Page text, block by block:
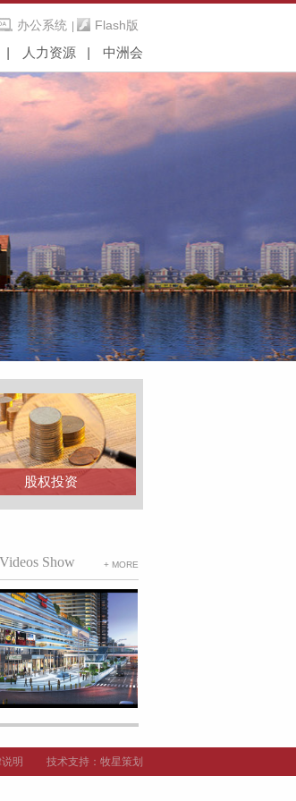
办公系统 Flash版
人力资源 中洲会
股权投资
Videos Show + MORE
明 技术支持： 牧星策划